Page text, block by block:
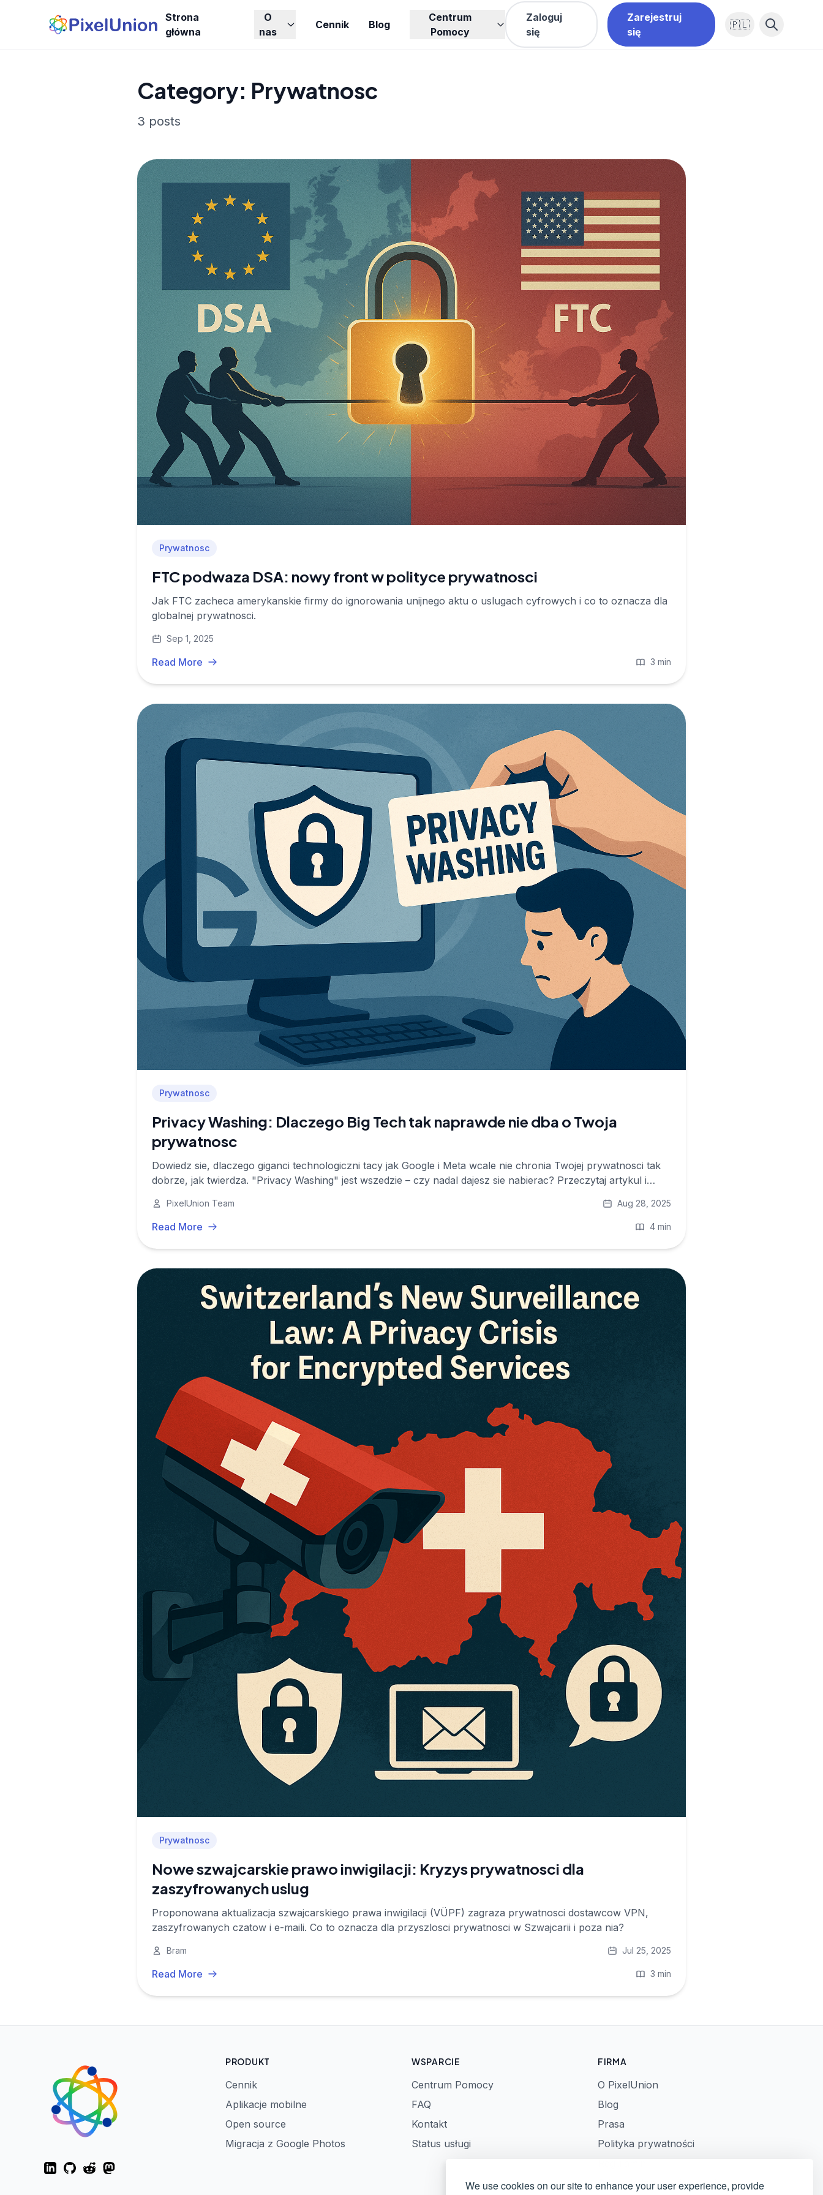
We use cookies on our site to enhance your user experience, provide
Strona
główna
O
nas
Cennik Blog
Centrum
Pomocy
Zaloguj
się
Zarejestruj
się
🇵🇱
Category: Prywatnosc
3 posts
Prywatnosc
FTC podwaza DSA: nowy front w polityce prywatnosci
Jak FTC zacheca amerykanskie firmy do ignorowania unijnego aktu o uslugach cyfrowych i co to oznacza dla
globalnej prywatnosci.
Sep 1, 2025
Read More 3 min
Prywatnosc
Privacy Washing: Dlaczego Big Tech tak naprawde nie dba o Twoja
prywatnosc
Dowiedz sie, dlaczego giganci technologiczni tacy jak Google i Meta wcale nie chronia Twojej prywatnosci tak
dobrze, jak twierdza. "Privacy Washing" jest wszedzie – czy nadal dajesz sie nabierac? Przeczytaj artykul i
PixelUnion Team Aug 28, 2025
Read More 4 min
Prywatnosc
Nowe szwajcarskie prawo inwigilacji: Kryzys prywatnosci dla
zaszyfrowanych uslug
Proponowana aktualizacja szwajcarskiego prawa inwigilacji (VÜPF) zagraza prywatnosci dostawcow VPN,
zaszyfrowanych czatow i e-maili. Co to oznacza dla przyszlosci prywatnosci w Szwajcarii i poza nia?
Bram Jul 25, 2025
Read More 3 min
LinkedInGitHubRedditMastodon
PRODUKT
Cennik
Aplikacje mobilne
Open source
Migracja z Google Photos
WSPARCIE
Centrum Pomocy
FAQ
Kontakt
Status usługi
FIRMA
O PixelUnion
Blog
Prasa
Polityka prywatności
Odpowiedzialne ujawnianie